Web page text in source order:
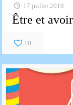
17 juillet 2019
Être et
10